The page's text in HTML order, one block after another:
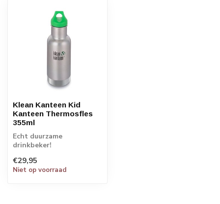
Klean Kanteen Kid
Kanteen Thermosfles
355ml
Echt duurzame
drinkbeker!
€29,95
Niet op voorraad